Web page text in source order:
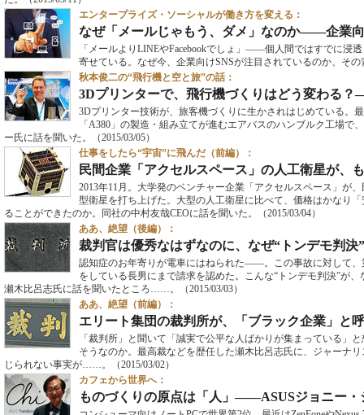
エンタープライズ・ソーシャルが働き方を変える：
なぜ「メールじゃもう、ダメ」なのか――企業
「メールよりLINEやFacebookでしょ」――個人間ではすでに浸
寄せている。なぜ今、企業向けSNSが注目されているのか、そ
秋本俊二の“飛行機と空と旅”の話：
3Dプリンターで、飛行機づくりはどう変わる
3Dプリンター技術が、旅客機づくりに生かされはじめている。
「A380」の製造・組み立てが進むエアバスのハンブルク工場で
ー氏に話を聞いた。
（2015/03/05）
仕事をしたら“宇宙”に飛んだ（前編）：
民間企業「アクセルスペース」の人工衛星が、
2013年11月。大学発のベンチャー企業「アクセルスペース」が
型衛星を打ち上げた。大型の人工衛星に比べて、価格はかなり
ることができたのか。同社の中村友哉CEOに話を聞いた。
（2015/03/04）
ああ、絶望（後編）：
裁判官は優秀なはずなのに、なぜ“トンデモ判決
認知症のお年寄りが電車にはねられた――。この事故に対して
をしている長男にまで請求を認めた。こんな“トンデモ判決”が
瀬木比呂志氏に話を聞いたところ……。
（2015/03/03）
ああ、絶望（前編）：
エリート集団の裁判所が、「ブラック企業」と
「裁判所」と聞いて「誠実で公平な人ばかりが集まっている」
そうなのか。最高裁などを歴任した瀬木比呂志氏に、ジャーナ
じられない事実が……。
（2015/03/02）
カフェから世界へ：
ものづくりの原点は「人」――ASUSジョニー・